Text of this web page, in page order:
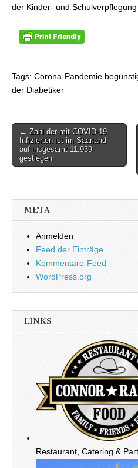
der Kinder- und
Tags: Corona-Pandemie
der Diabetiker
Beitragsnavigation
← Zahl der mit COVID-19
Infizierten ist im Saarland
auf insgesamt 11.939
gestiegen
META
Anmelden
Feed der Einträge
Kommentare-Feed
WordPress.org
LINKS
Restaurant, Catering &